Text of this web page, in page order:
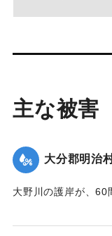
主な被害
大分郡明治
大野川の護岸が、60